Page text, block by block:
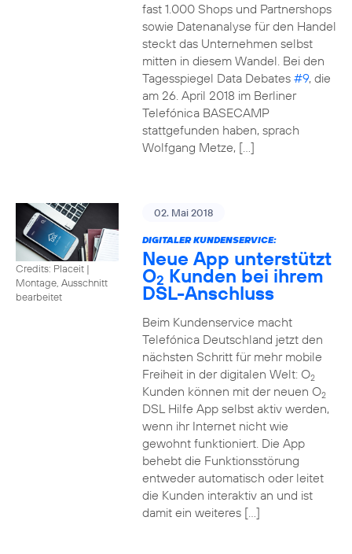
fast 1.000 Shops und Partnershops
sowie Datenanalyse für den Handel
steckt das Unternehmen selbst
mitten in diesem Wandel. Bei den
Tagesspiegel Data Debates #9, die
am 26. April 2018 im Berliner
Telefónica BASECAMP
stattgefunden haben, sprach
Wolfgang Metze, […]
Credits: Placeit |
Montage, Ausschnitt
bearbeitet
02. Mai 2018
DIGITALER KUNDENSERVICE:
Neue App unterstützt
O2 Kunden bei ihrem
DSL-Anschluss
Beim Kundenservice macht
Telefónica Deutschland jetzt den
nächsten Schritt für mehr mobile
Freiheit in der digitalen Welt: O2
Kunden können mit der neuen O2
DSL Hilfe App selbst aktiv werden,
wenn ihr Internet nicht wie
gewohnt funktioniert. Die App
behebt die Funktionsstörung
entweder automatisch oder leitet
die Kunden interaktiv an und ist
damit ein weiteres […]